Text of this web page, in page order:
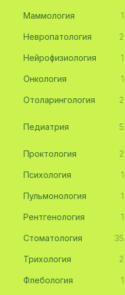
Маммология 1
Невропатология 2
Нейрофизиология 1
Онкология 1
Отоларингология 2
Педиатрия 5
Проктология 2
Психология 1
Пульмонология 1
Рентгенология 1
Стоматология 35
Трихология 2
Флебология 1